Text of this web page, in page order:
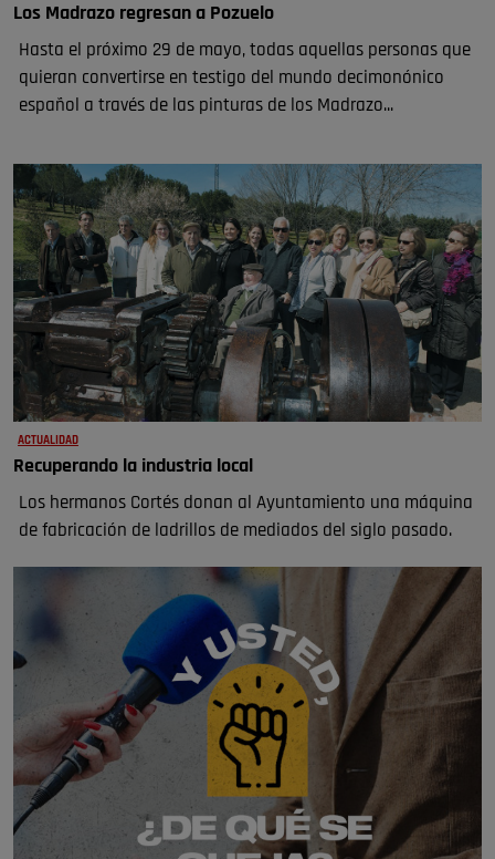
Los Madrazo regresan a Pozuelo
Hasta el próximo 29 de mayo, todas aquellas personas que
quieran convertirse en testigo del mundo decimonónico
español a través de las pinturas de los Madrazo...
ACTUALIDAD
Recuperando la industria local
Los hermanos Cortés donan al Ayuntamiento una máquina
de fabricación de ladrillos de mediados del siglo pasado.